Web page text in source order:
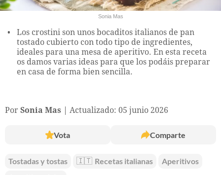
Sonia Mas
Los crostini son unos bocaditos italianos de pan
tostado cubierto con todo tipo de ingredientes,
ideales para una mesa de aperitivo. En esta receta
os damos varias ideas para que los podáis preparar
en casa de forma bien sencilla.
Por Sonia Mas Actualizado: 05 junio 2026
Vota Comparte
Tostadas y tostas 🇮🇹 Recetas italianas
Aperitivos